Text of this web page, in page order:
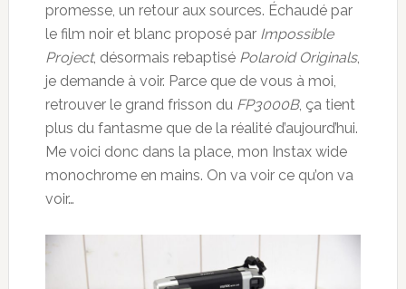
promesse, un retour aux sources. Échaudé par
le film noir et blanc proposé par Impossible
Project, désormais rebaptisé Polaroid Originals,
je demande à voir. Parce que de vous à moi,
retrouver le grand frisson du FP3000B, ça tient
plus du fantasme que de la réalité d’aujourd’hui.
Me voici donc dans la place, mon Instax wide
monochrome en mains. On va voir ce qu’on va
voir…